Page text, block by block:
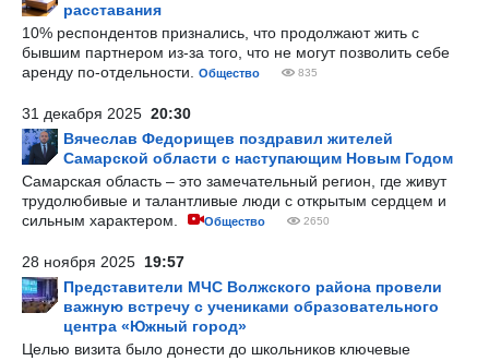
расставания
10% респондентов признались, что продолжают жить с
бывшим партнером из-за того, что не могут позволить себе
аренду по-отдельности.
Общество 835
31 декабря 2025 20:30
Вячеслав Федорищев поздравил жителей
Самарской области с наступающим Новым Годом
Самарская область – это замечательный регион, где живут
трудолюбивые и талантливые люди с открытым сердцем и
сильным характером.
Общество 2650
28 ноября 2025 19:57
Представители МЧС Волжского района провели
важную встречу с учениками образовательного
центра «Южный город»
Целью визита было донести до школьников ключевые